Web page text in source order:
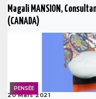
Magali MANSION,
(CANADA)
PENSÉE
20 Mars 2021